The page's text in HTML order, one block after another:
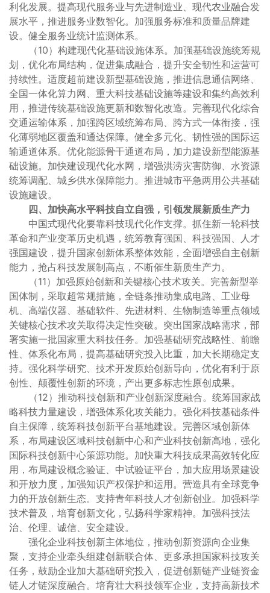
利化发展。提高现代服务业与先进制造业、现代农业融合发
展水平，推进服务业数智化。加强服务标准和质量品牌建
设。健全服务业统计监测体系。
（10）构建现代化基础设施体系。加强基础设施统筹规
划，优化布局结构，促进集成融合，提升安全韧性和运营可
持续性。适度超前建设新型基础设施，推进信息通信网络、
全国一体化算力网、重大科技基础设施等建设和集约高效利
用，推进传统基础设施更新和数智化改造。完善现代化综合
交通运输体系，加强跨区域统筹布局、跨方式一体衔接，强
化薄弱地区覆盖和通达保障。健全多元化、韧性强的国际运
输通道体系。优化能源骨干通道布局，加力建设新型能源基
础设施。加快建设现代化水网，增强洪涝灾害防御、水资源
统筹调配、城乡供水保障能力。推进城市平急两用公共基础
设施建设。
四、加快高水平科技自立自强，引领发展新质生产力
中国式现代化要靠科技现代化作支撑。抓住新一轮科技
革命和产业变革历史机遇，统筹教育强国、科技强国、人才
强国建设，提升国家创新体系整体效能，全面增强自主创新
能力，抢占科技发展制高点，不断催生新质生产力。
（11）加强原始创新和关键核心技术攻关。完善新型举
国体制，采取超常规措施，全链条推动集成电路、工业母
机、高端仪器、基础软件、先进材料、生物制造等重点领域
关键核心技术攻关取得决定性突破。突出国家战略需求，部
署实施一批国家重大科技任务。加强基础研究战略性、前瞻
性、体系化布局，提高基础研究投入比重，加大长期稳定支
持。强化科学研究、技术开发原始创新导向，优化有利于原
创性、颠覆性创新的环境，产出更多标志性原创成果。
（12）推动科技创新和产业创新深度融合。统筹国家战
略科技力量建设，增强体系化攻关能力。强化科技基础条件
自主保障，统筹科技创新平台基地建设。完善区域创新体
系，布局建设区域科技创新中心和产业科技创新高地，强化
国际科技创新中心策源功能。加快重大科技成果高效转化应
用，布局建设概念验证、中试验证平台，加大应用场景建设
和开放力度，加强知识产权保护和运用。营造具有全球竞争
力的开放创新生态。支持青年科技人才创新创业。加强科学
技术普及，培育创新文化，弘扬科学家精神。加强科技法
治、伦理、诚信、安全建设。
强化企业科技创新主体地位，推动创新资源向企业集
聚，支持企业牵头组建创新联合体、更多承担国家科技攻关
任务，鼓励企业加大基础研究投入，促进创新链产业链资金
链人才链深度融合。培育壮大科技领军企业，支持高新技术